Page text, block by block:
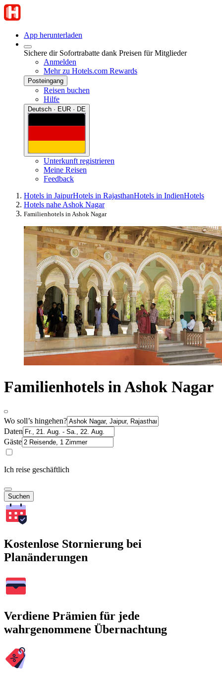
App herunterladen
Sichere dir Sofortrabatte dank Preisen für Mitglieder
Anmelden
Mehr zu Hotels.com Rewards
Posteingang
Reisen buchen
Hilfe
Deutsch · EUR · DE
Unterkunft registrieren
Meine Reisen
Feedback
Hotels in JaipurHotels in RajasthanHotels in IndienHotels
Hotels nahe Ashok Nagar
Familienhotels in Ashok Nagar
Familienhotels in Ashok Nagar
Wo soll’s hingehen?
Daten
Gäste
Ich reise geschäftlich
Suchen
Kostenlose Stornierung bei
Planänderungen
Verdiene Prämien für jede
wahrgenommene Übernachtung